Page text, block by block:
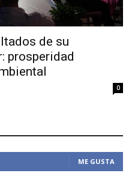
de su
prosperidad
0
ME GUSTA